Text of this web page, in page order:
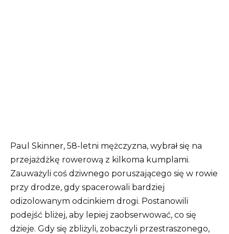
Paul Skinner, 58-letni mężczyzna, wybrał się na
przejażdżkę rowerową z kilkoma kumplami.
Zauważyli coś dziwnego poruszającego się w rowie
przy drodze, gdy spacerowali bardziej
odizolowanym odcinkiem drogi. Postanowili
podejść bliżej, aby lepiej zaobserwować, co się
dzieje. Gdy się zbliżyli, zobaczyli przestraszonego,